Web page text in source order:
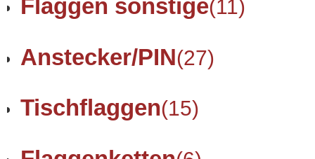
Flaggen sonstige(11)
Anstecker/PIN(27)
Tischflaggen(15)